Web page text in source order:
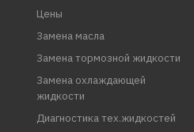
Цены
Замена масла
Замена тормозной жидкости
Замена охлаждающей
жидкости
Диагностика тех.жидкостей